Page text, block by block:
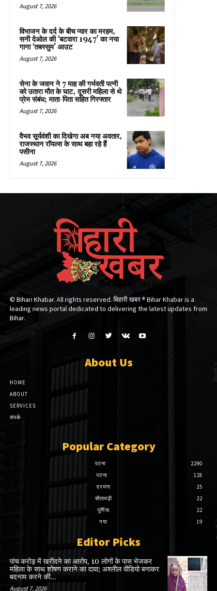
August 7, 2026
विभाजन के दर्द के बीच प्यार का मरहम,
सनी देओल की ‘बटवारा 1947’ का नया
गाना ‘तबस्सुम’ आउट
August 7, 2026
सेना के जवान ने 7 माह की गर्भवती पत्नी
को उतारा मौत के घाट, दूसरी महिला से थे
प्रेम संबंध; माता-पिता सहित गिरफ्तार
August 7, 2026
वैभव सूर्यवंशी का दिखेगा अब नया अवतार,
राजस्थान रॉयल्स के साथ बहा रहे हैं
पसीना
August 7, 2026
© Bihari Khabar. All rights reserved. बिहारी खबर ®​ Bihar Khabar is a
leading news portal dedicated to delivering the latest updates from
Bihar.
About Us
HOME
ABOUT
SERVICES
संपर्क
Popular Category
पटना
2290
पटना
128
दरभंगा
25
सीतामढ़ी
22
पूर्णिया
22
गया
19
Editor Picks
पांच करोड़ में खरीदने का आरोप, 10 लोगों के पास भेजकर
महिला के साथ शोषण कराने का दावा; अश्लील वीडियो बनाकर
बदनाम करने की...
August 7, 2026